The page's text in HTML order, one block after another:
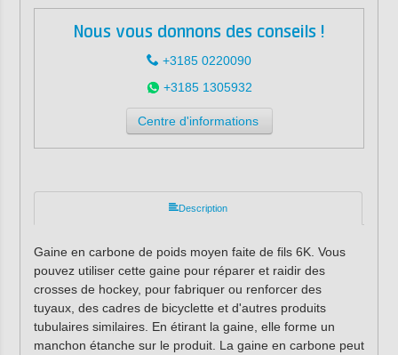
Nous vous donnons des conseils !
+3185 0220090
+3185 1305932
Centre d'informations
Description
Gaine en carbone de poids moyen faite de fils 6K. Vous
pouvez utiliser cette gaine pour réparer et raidir des
crosses de hockey, pour fabriquer ou renforcer des
tuyaux, des cadres de bicyclette et d'autres produits
tubulaires similaires. En étirant la gaine, elle forme un
manchon étanche sur le produit. La gaine en carbone peut